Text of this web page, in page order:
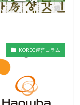
KOREC運営コラム